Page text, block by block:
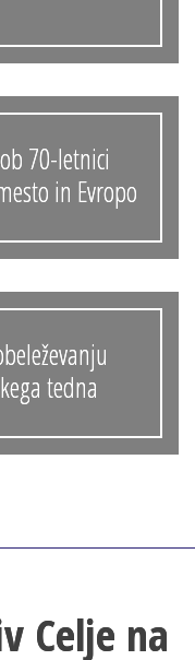
70-letnici
in Evropo
tedna
Celje na